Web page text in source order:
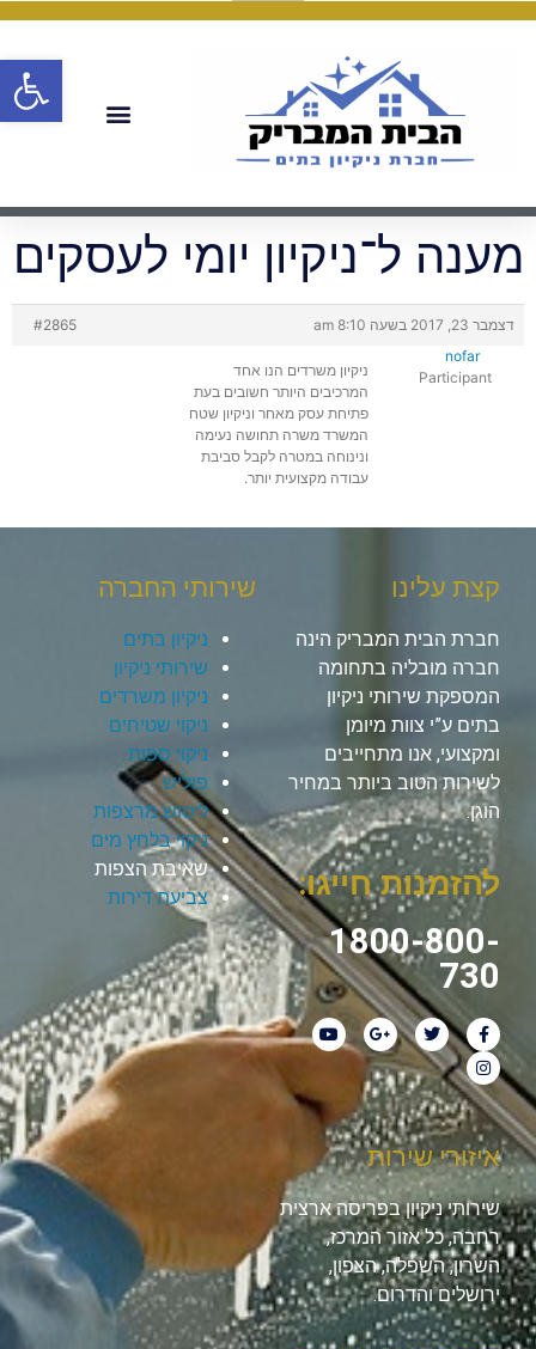
מענה ל־ניקיון יומי לעסקים
דצמבר 23, 2017 בשעה 8:10 am
#2865
nofar
Participant
ניקיון משרדים הנו אחד
המרכיבים היותר חשובים בעת
פתיחת עסק מאחר וניקיון שטח
המשרד משרה תחושה נעימה
ונינוחה במטרה לקבל סביבת
עבודה מקצועית יותר.
קצת עלינו
חברת הבית המבריק הינה
חברה מובליה בתחומה
המספקת שירותי ניקיון
בתים ע”י צוות מיומן
ומקצועי, אנו מתחייבים
לשירות הטוב ביותר במחיר
הוגן.
להזמנות חייגו:
1800-800-
730
שירותי החברה
ניקיון בתים
שירותי ניקיון
ניקיון משרדים
ניקוי שטיחים
ניקוי ספות
פוליש
ליטוש מרצפות
ניקוי בלחץ מים
שאיבת הצפות
צביעת דירות
איזורי שירות
שירותי ניקיון בפריסה ארצית
רחבה, כל אזור המרכז,
השרון, השפלה, הצפון,
ירושלים והדרום.